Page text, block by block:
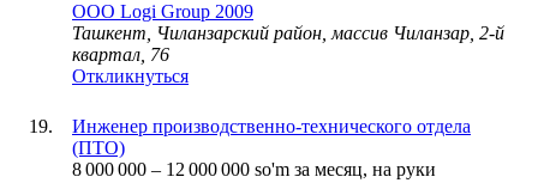
ООО Logi Group 2009
Ташкент, Чиланзарский район, массив Чиланзар, 2-й
квартал, 76
Откликнуться
Инженер производственно-технического отдела
(ПТО)
8 000 000 – 12 000 000 so'm за месяц, на руки